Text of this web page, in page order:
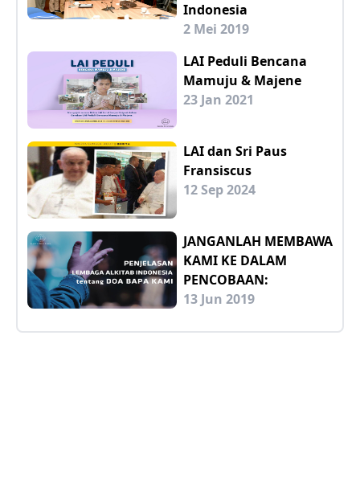
Indonesia
2 Mei 2019
LAI Peduli Bencana
Mamuju & Majene
23 Jan 2021
LAI dan Sri Paus
Fransiscus
12 Sep 2024
JANGANLAH MEMBAWA
KAMI KE DALAM
PENCOBAAN:
13 Jun 2019